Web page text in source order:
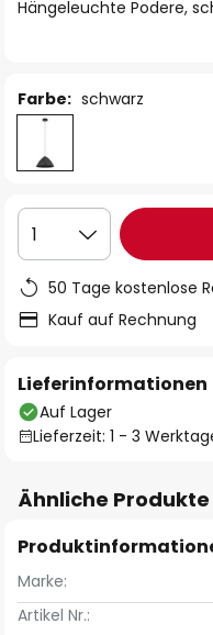
Hängeleuchte Podere,
Farbe: schwarz
1
50 Tage kostenlose
Kauf auf Rechnung
Lieferinformationen
Auf Lager
Lieferzeit: 1 - 3
Ähnliche
Marke:
Artikel Nr.: